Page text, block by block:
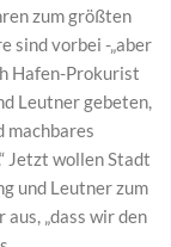
zum größten
sind vorbei -„aber
Hafen-Prokurist
Leutner gebeten,
machbares
Jetzt wollen Stadt
und Leutner zum
„dass wir den